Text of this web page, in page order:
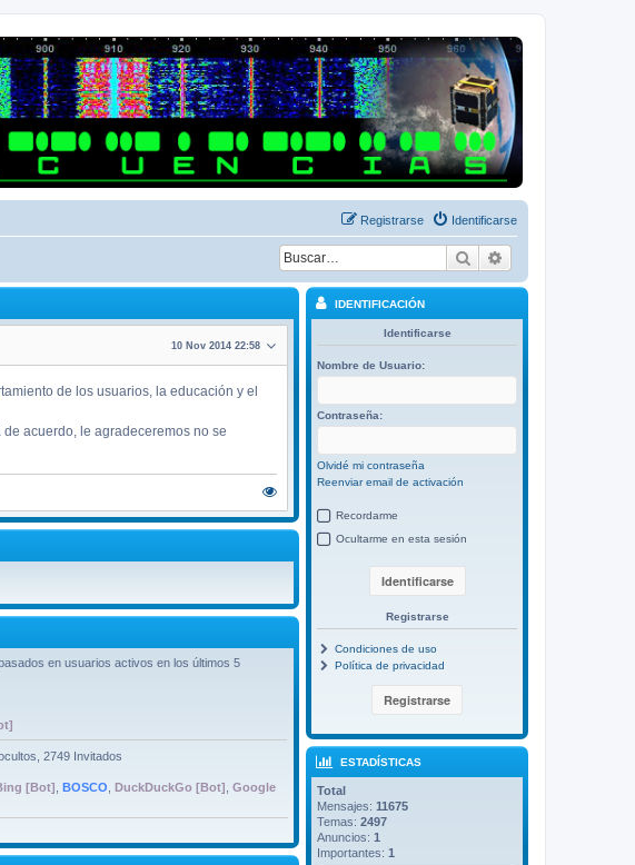
Identificarse
Registrarse
Buscar
10 Nov 2014 22:58
de los usuarios, la educación y el
acuerdo, le agradeceremos no se
en usuarios activos en los últimos 5
2749 Invitados
[Bot] BOSCO DuckDuckGo [Bot] Google
IDENTIFICACIÓN
Identificarse
Nombre de Usuario:
Contraseña:
Olvidé mi contraseña
Reenviar email de activación
Recordarme
Ocultarme en esta sesión
Registrarse
Condiciones de uso
Política de privacidad
ESTADÍSTICAS
Total
Mensajes: 11675
Temas: 2497
Anuncios: 1
Importantes: 1